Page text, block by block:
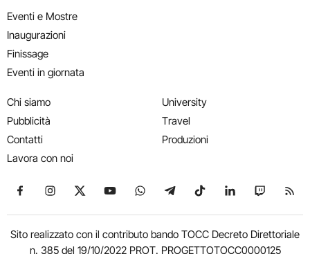
Eventi e Mostre
Inaugurazioni
Finissage
Eventi in giornata
Chi siamo
Pubblicità
Contatti
Lavora con noi
University
Travel
Produzioni
Seguici su Facebook
Seguici su Instagram
Seguici su X
Seguici su YouTube
Seguici su WhatsApp
Seguici su Telegram
Seguici su TikTok
Seguici su
Seguici
Sito realizzato con il contributo bando TOCC Decreto Direttoriale
n. 385 del 19/10/2022 PROT. PROGETTOTOCC0000125